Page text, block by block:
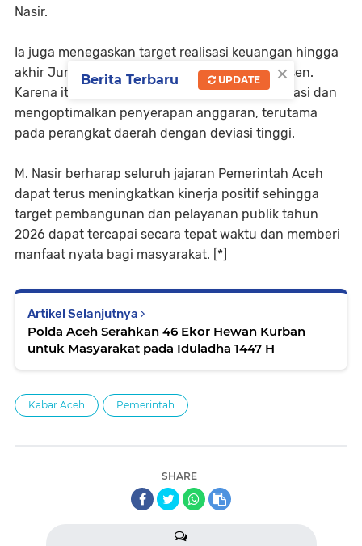
Nasir.
Ia juga menegaskan target realisasi keuangan hingga
akhir Juni 2026 ditetapkan sebesar 38,31 persen.
Karena itu, SKPA diminta memperkuat koordinasi dan
mengoptimalkan penyerapan anggaran, terutama
pada perangkat daerah dengan deviasi tinggi.
M. Nasir berharap seluruh jajaran Pemerintah Aceh
dapat terus meningkatkan kinerja positif sehingga
target pembangunan dan pelayanan publik tahun
2026 dapat tercapai secara tepat waktu dan memberi
manfaat nyata bagi masyarakat. [*]
Artikel Selanjutnya
Polda Aceh Serahkan 46 Ekor Hewan Kurban
untuk Masyarakat pada Iduladha 1447 H
Kabar Aceh Pemerintah
SHARE
×
Berita Terbaru UPDATE